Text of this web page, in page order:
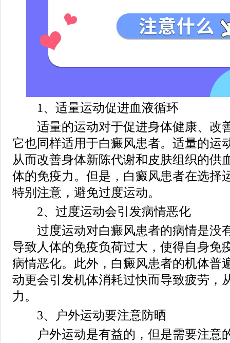
1、适量运动促进血液循环
适量的运动对于促进身体健康、改
它也同样适用于白癜风患者。适量的运
从而改善身体新陈代谢和皮肤组织的供
体的免疫力。但是，白癜风患者在选择
特别注意，避免过度运动。
2、过度运动会引发病情恶化
过度运动对白癜风患者的病情是没
导致人体的免疫负荷过大，使得自身免
病情恶化。此外，白癜风患者的机体普
动更会引发机体消耗过快而导致疲劳，
力。
3、户外运动要注意防晒
户外运动是有益的，但是需要注意